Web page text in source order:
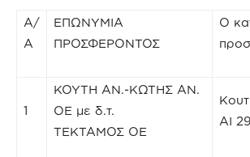
Α/
Α
ΕΠΩΝΥΜΙΑ
ΠΡΟΣΦΕΡΟΝΤΟΣ
Ο
1
ΚΟΥΤΗ ΑΝ.-ΚΩΤΗΣ ΑΝ.
ΟΕ με δ.τ.
ΤΕΚΤΑΜΟΣ ΟΕ
ΑΙ